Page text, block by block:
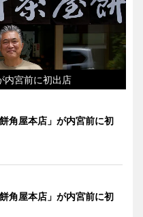
内宮前に初出店
角屋本店」が内宮前に初
角屋本店」が内宮前に初